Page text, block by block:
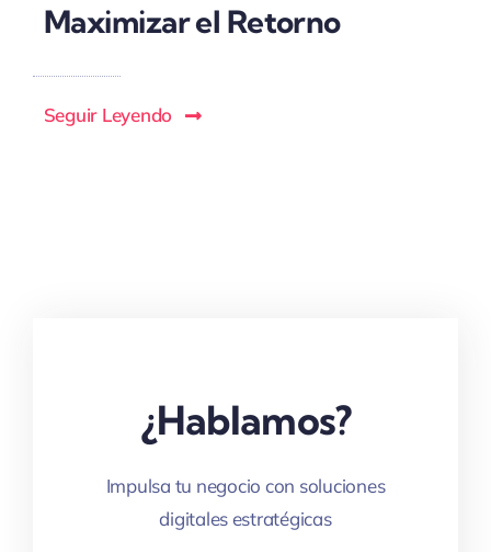
Maximizar el Retorno
Seguir Leyendo
¿Hablamos?
Impulsa tu negocio con soluciones
digitales estratégicas